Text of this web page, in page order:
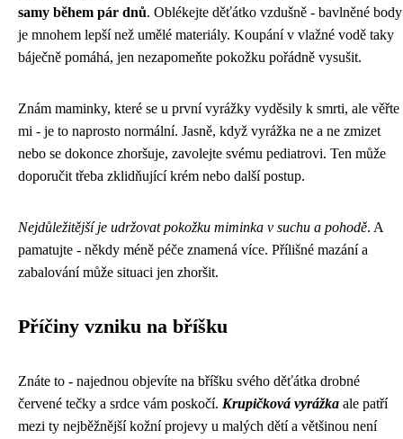
samy během pár dnů. Oblékejte děťátko vzdušně - bavlněné body
je mnohem lepší než umělé materiály. Koupání v vlažné vodě taky
báječně pomáhá, jen nezapomeňte pokožku pořádně vysušit.
Znám maminky, které se u první vyrážky vyděsily k smrti, ale věřte
mi - je to naprosto normální. Jasně, když vyrážka ne a ne zmizet
nebo se dokonce zhoršuje, zavolejte svému pediatrovi. Ten může
doporučit třeba zklidňující krém nebo další postup.
Nejdůležitější je udržovat pokožku miminka v suchu a pohodě. A
pamatujte - někdy méně péče znamená více. Přílišné mazání a
zabalování může situaci jen zhoršit.
Příčiny vzniku na bříšku
Znáte to - najednou objevíte na bříšku svého děťátka drobné
červené tečky a srdce vám poskočí. Krupičková vyrážka ale patří
mezi ty nejběžnější kožní projevy u malých dětí a většinou není